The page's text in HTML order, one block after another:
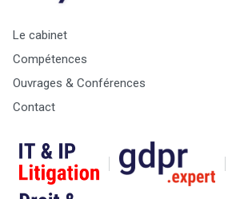
Le cabinet
Compétences
Ouvrages & Conférences
Contact